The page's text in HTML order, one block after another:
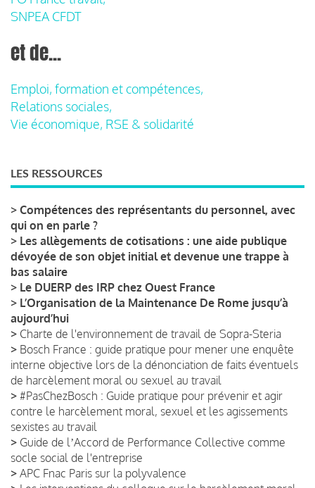
SNPEA CFDT
et de...
Emploi, formation et compétences,
Relations sociales,
Vie économique, RSE & solidarité
LES RESSOURCES
> Compétences des représentants du personnel, avec
qui on en parle ?
> Les allègements de cotisations : une aide publique
dévoyée de son objet initial et devenue une trappe à
bas salaire
> Le DUERP des IRP chez Ouest France
> L’Organisation de la Maintenance De Rome jusqu’à
aujourd’hui
> Charte de l'environnement de travail de Sopra-Steria
> Bosch France : guide pratique pour mener une enquête
interne objective lors de la dénonciation de faits éventuels
de harcèlement moral ou sexuel au travail
> #PasChezBosch : Guide pratique pour prévenir et agir
contre le harcèlement moral, sexuel et les agissements
sexistes au travail
> Guide de lʼAccord de Performance Collective comme
socle social de l'entreprise
> APC Fnac Paris sur la polyvalence